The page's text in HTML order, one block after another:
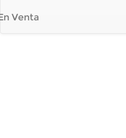
Venta